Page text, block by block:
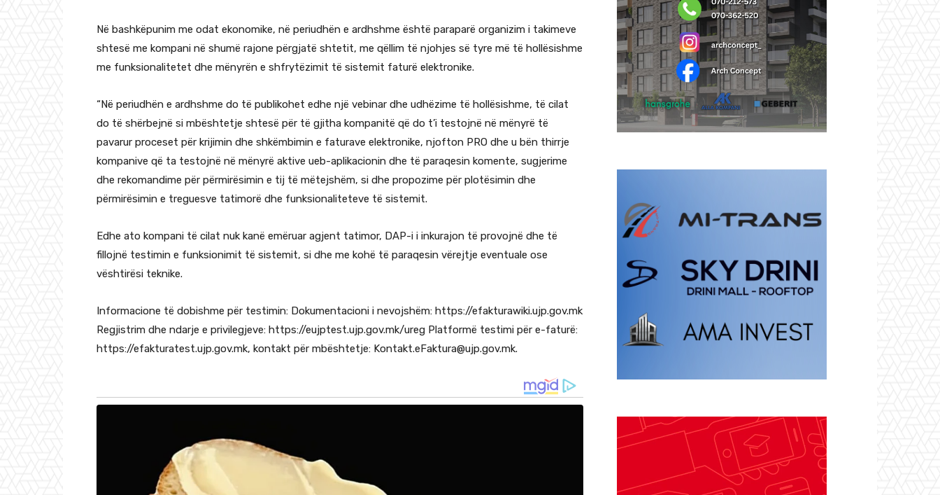
Në bashkëpunim me odat ekonomike, në periudhën e ardhshme është paraparë organizim i takimeve
shtesë me kompani në shumë rajone përgjatë shtetit, me qëllim të njohjes së tyre më të hollësishme
me funksionalitetet dhe mënyrën e shfrytëzimit të sistemit faturë elektronike.
“Në periudhën e ardhshme do të publikohet edhe një vebinar dhe udhëzime të hollësishme, të cilat
do të shërbejnë si mbështetje shtesë për të gjitha kompanitë që do t’i testojnë në mënyrë të
pavarur proceset për krijimin dhe shkëmbimin e faturave elektronike, njofton PRO dhe u bën thirrje
kompanive që ta testojnë në mënyrë aktive ueb-aplikacionin dhe të paraqesin komente, sugjerime
dhe rekomandime për përmirësimin e tij të mëtejshëm, si dhe propozime për plotësimin dhe
përmirësimin e treguesve tatimorë dhe funksionaliteteve të sistemit.
Edhe ato kompani të cilat nuk kanë emëruar agjent tatimor, DAP-i i inkurajon të provojnë dhe të
fillojnë testimin e funksionimit të sistemit, si dhe me kohë të paraqesin vërejtje eventuale ose
vështirësi teknike.
Informacione të dobishme për testimin: Dokumentacioni i nevojshëm: https://efakturawiki.ujp.gov.mk
Regjistrim dhe ndarje e privilegjeve: https://eujptest.ujp.gov.mk/ureg Platformë testimi për e-faturë:
https://efakturatest.ujp.gov.mk, kontakt për mbështetje: Kontakt.eFaktura@ujp.gov.mk.